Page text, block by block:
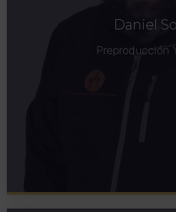
Daniel
Preproducción